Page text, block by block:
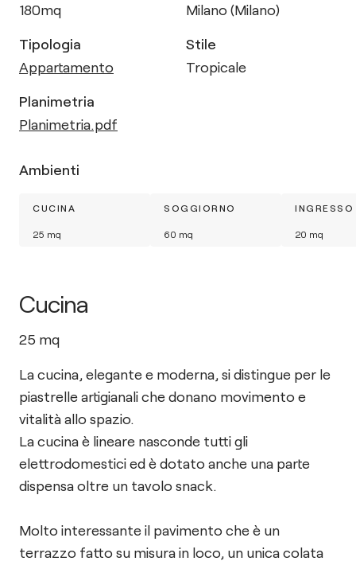
180mq
Milano (Milano)
Tipologia
Appartamento
Stile
Tropicale
Planimetria
Planimetria.pdf
Ambienti
CUCINA
25 mq
SOGGIORNO
60 mq
INGRESSO
20 mq
Cucina
25 mq
La cucina, elegante e moderna, si distingue per le
piastrelle artigianali che donano movimento e
vitalità allo spazio.
La cucina è lineare nasconde tutti gli
elettrodomestici ed è dotato anche una parte
dispensa oltre un tavolo snack.
Molto interessante il pavimento che è un
terrazzo fatto su misura in loco, un unica colata